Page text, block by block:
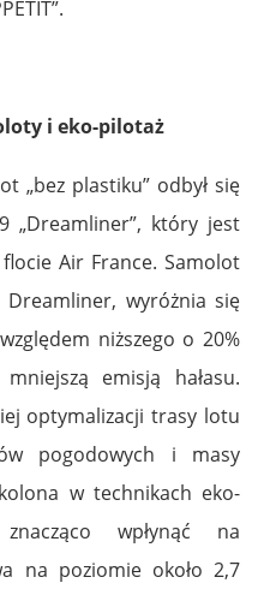
i eko-pilotaż
„bez plastiku” odbył się
„Dreamliner”, który jest
Air France. Samolot
wyróżnia się
niższego o 20%
emisją hałasu.
optymalizacji trasy lotu
pogodowych i masy
w technikach eko-
wpłynąć na
na poziomie około 2,7